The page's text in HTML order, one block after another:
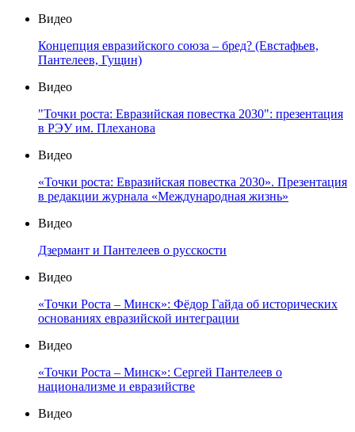
Видео
Концепция евразийского союза – бред? (Евстафьев,
Пантелеев, Гущин)
Видео
"Точки роста: Евразийская повестка 2030": презентация
в РЭУ им. Плеханова
Видео
«Точки роста: Евразийская повестка 2030». Презентация
в редакции журнала «Международная жизнь»
Видео
Дзермант и Пантелеев о русскости
Видео
«Точки Роста – Минск»: Фёдор Гайда об исторических
основаниях евразийской интеграции
Видео
«Точки Роста – Минск»: Сергей Пантелеев о
национализме и евразийстве
Видео